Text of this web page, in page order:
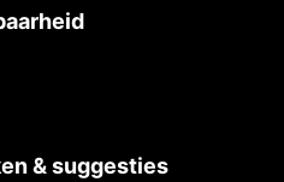
& suggesties